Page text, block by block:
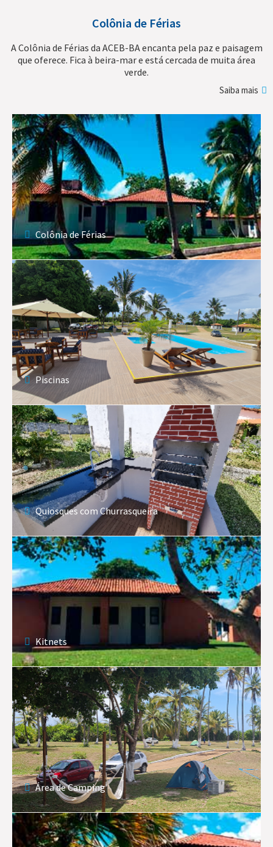
Colônia de Férias
A Colônia de Férias da ACEB-BA encanta pela paz e paisagem
que oferece. Fica à beira-mar e está cercada de muita área
verde.
Saiba mais
Colônia de Férias
Piscinas
Quiosques com Churrasqueira
Kitnets
Área de Camping